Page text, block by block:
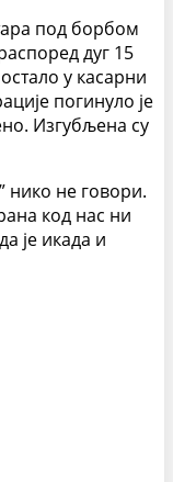
под борбом
дуг 15
у касарни
погинуло је
Изгубљена су
нико не говори.
код нас ни
је икада и